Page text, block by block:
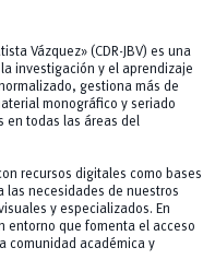
Vázquez» (CDR-JBV) es una
investigación y el aprendizaje
gestiona más de
monográfico y seriado
en todas las áreas del
recursos digitales como bases
las necesidades de nuestros
y especializados. En
entorno que fomenta el acceso
comunidad académica y